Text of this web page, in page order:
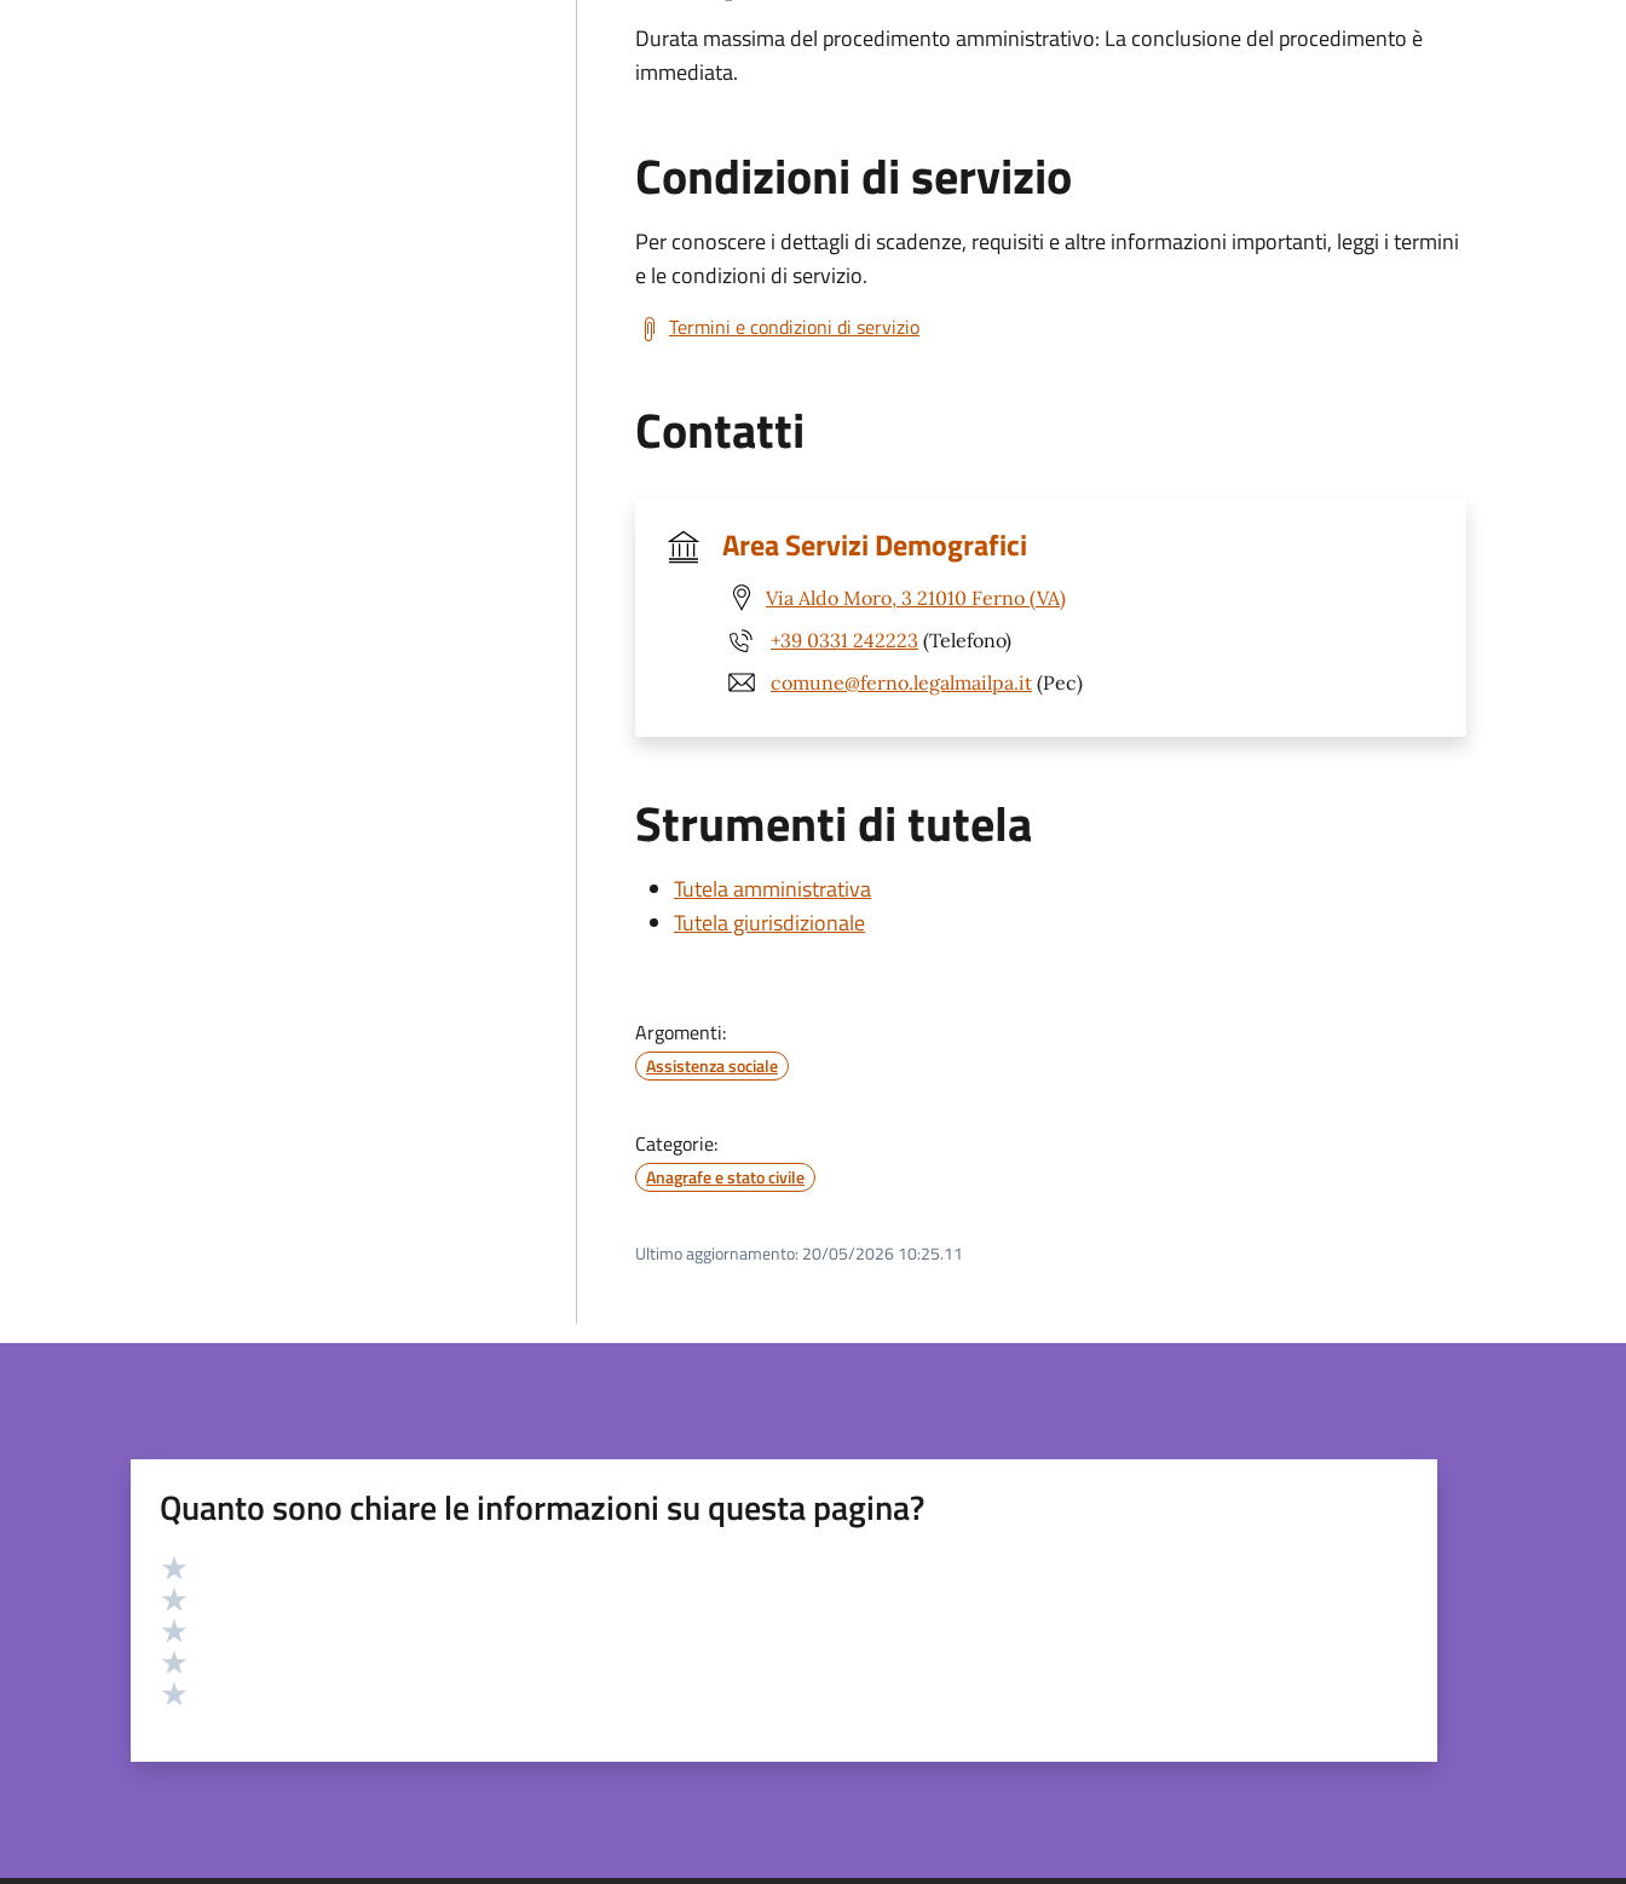
Durata massima del procedimento amministrativo: La conclusione del procedimento è
immediata.
Condizioni di servizio
Per conoscere i dettagli di scadenze, requisiti e altre informazioni importanti, leggi i termini
e le condizioni di servizio.
Termini e condizioni di servizio
Contatti
Area Servizi Demografici
Via Aldo Moro, 3 21010 Ferno (VA)
+39 0331 242223 (Telefono)
comune@ferno.legalmailpa.it (Pec)
Strumenti di tutela
Tutela amministrativa
Tutela giurisdizionale
Argomenti:
Assistenza sociale
Categorie:
Anagrafe e stato civile
Ultimo aggiornamento: 20/05/2026 10:25.11
Quanto sono chiare le informazioni su questa pagina?
Valutazione